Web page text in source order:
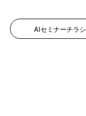
AIセミナーチラシ